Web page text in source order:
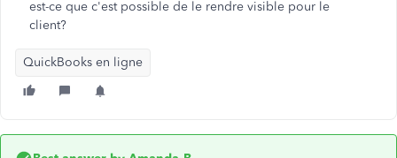
est-ce que c'est possible de le rendre visible pour le
client?
QuickBooks en ligne